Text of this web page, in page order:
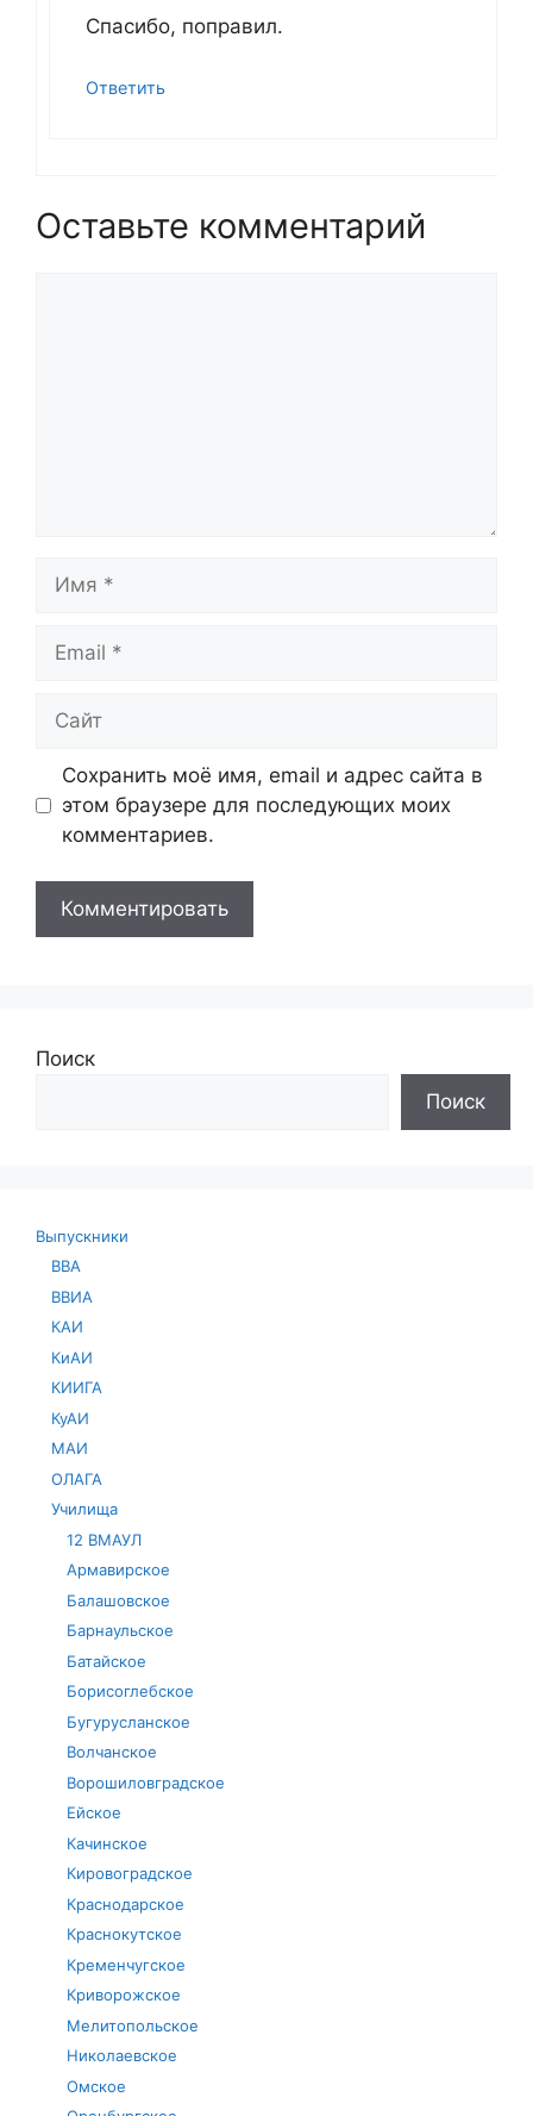
Спасибо, поправил.
Ответить
Оставьте комментарий
Имя
Email
Сайт
Сохранить моё имя, email и адрес сайта в
этом браузере для последующих моих
комментариев.
Поиск
Поиск
Выпускники
ВВА
ВВИА
КАИ
КиАИ
КИИГА
КуАИ
МАИ
ОЛАГА
Училища
12 ВМАУЛ
Армавирское
Балашовское
Барнаульское
Батайское
Борисоглебское
Бугурусланское
Волчанское
Ворошиловградское
Ейское
Качинское
Кировоградское
Краснодарское
Краснокутское
Кременчугское
Криворожское
Мелитопольское
Николаевское
Омское